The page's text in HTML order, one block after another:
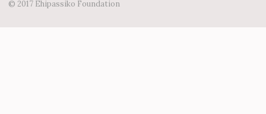
© 2017 Ehipassiko Foundation